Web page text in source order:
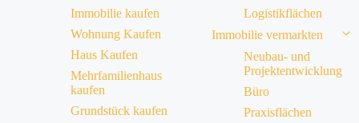
Immobilie kaufen
Wohnung Kaufen
Haus Kaufen
Mehrfamilienhaus
kaufen
Grundstück kaufen
Logistikflächen
Immobilie vermarkten
Neubau- und
Projektentwicklung
Büro
Praxisflächen